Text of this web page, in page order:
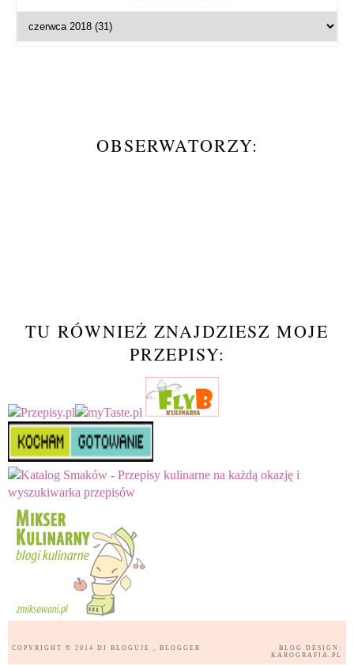
OBSERWATORZY:
TU RÓWNIEŻ ZNAJDZIESZ MOJE
PRZEPISY:
COPYRIGHT © 2014 DI BLOGUJE , BLOGGER
BLOG DESIGN:
KAROGRAFIA.PL